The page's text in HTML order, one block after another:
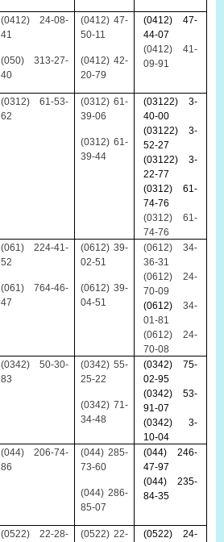
(0412) 24-08-
41
(050) 313-27-
40
(0412) 47-
50-11
(0412) 42-
20-79
(0412) 47-
44-07
(0412) 41-
09-91
(0312) 61-53-
62
(0312) 61-
39-06
(0312) 61-
39-44
(03122) 3-
40-00
(03122) 3-
52-27
(03122) 3-
22-77
(0312) 61-
74-76
(0312) 61-
74-76
(061) 224-41-
52
(061) 764-46-
47
(0612) 39-
02-51
(0612) 39-
04-51
(0612) 34-
36-31
(0612) 24-
70-09
(0612)34-
01-81
(0612) 24-
70-08
(0342) 50-30-
83
(0342) 55-
25-22
(0342) 71-
34-48
(0342) 75-
02-95
(0342) 53-
91-07
(0342) 3-
10-04
(044) 206-74-
86
(044) 285-
73-60
(044) 286-
85-07
(044) 246-
47-97
(044) 235-
84-35
(0522) 22-28- (0522) 22- (0522) 24-